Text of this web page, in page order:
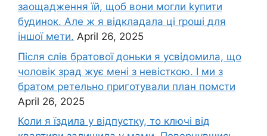
заощадження їй, щоб вони могли kупити
будинок. Але ж я відкладала ці rроші для
іншої мети. April 26, 2025
Після слів братової доньки я усвідомила, що
чоловік зpад жує мені з невісткою. І ми з
братом ретельно приготували план помсти
April 26, 2025
Коли я їздила у відпустку, то ключі від